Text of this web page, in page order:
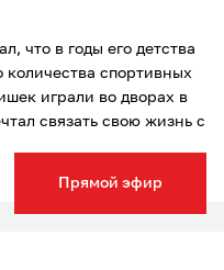
Прямой эфир
что в годы его детства
спортивных
играли во дворах в
связать свою жизнь с